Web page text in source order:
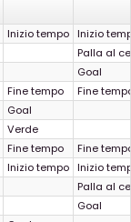
Inizio tempo Inizio
Palla al
Goal
Fine tempo
Fine
Goal
Verde
Fine tempo
Fine
Inizio tempo Inizio
Palla al
Goal